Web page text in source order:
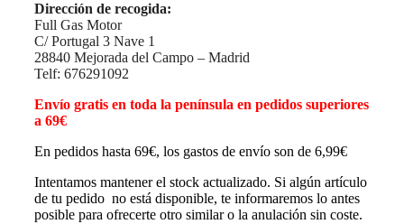
Dirección de recogida:
Full Gas Motor
C/ Portugal 3 Nave 1
28840 Mejorada del Campo – Madrid
Telf: 676291092
Envío gratis en toda la península en pedidos superiores
a 69€
En pedidos hasta 69€, los gastos de envío son de 6,99€
Intentamos mantener el stock actualizado. Si algún artículo
de tu pedido no está disponible, te informaremos lo antes
posible para ofrecerte otro similar o la anulación sin coste.